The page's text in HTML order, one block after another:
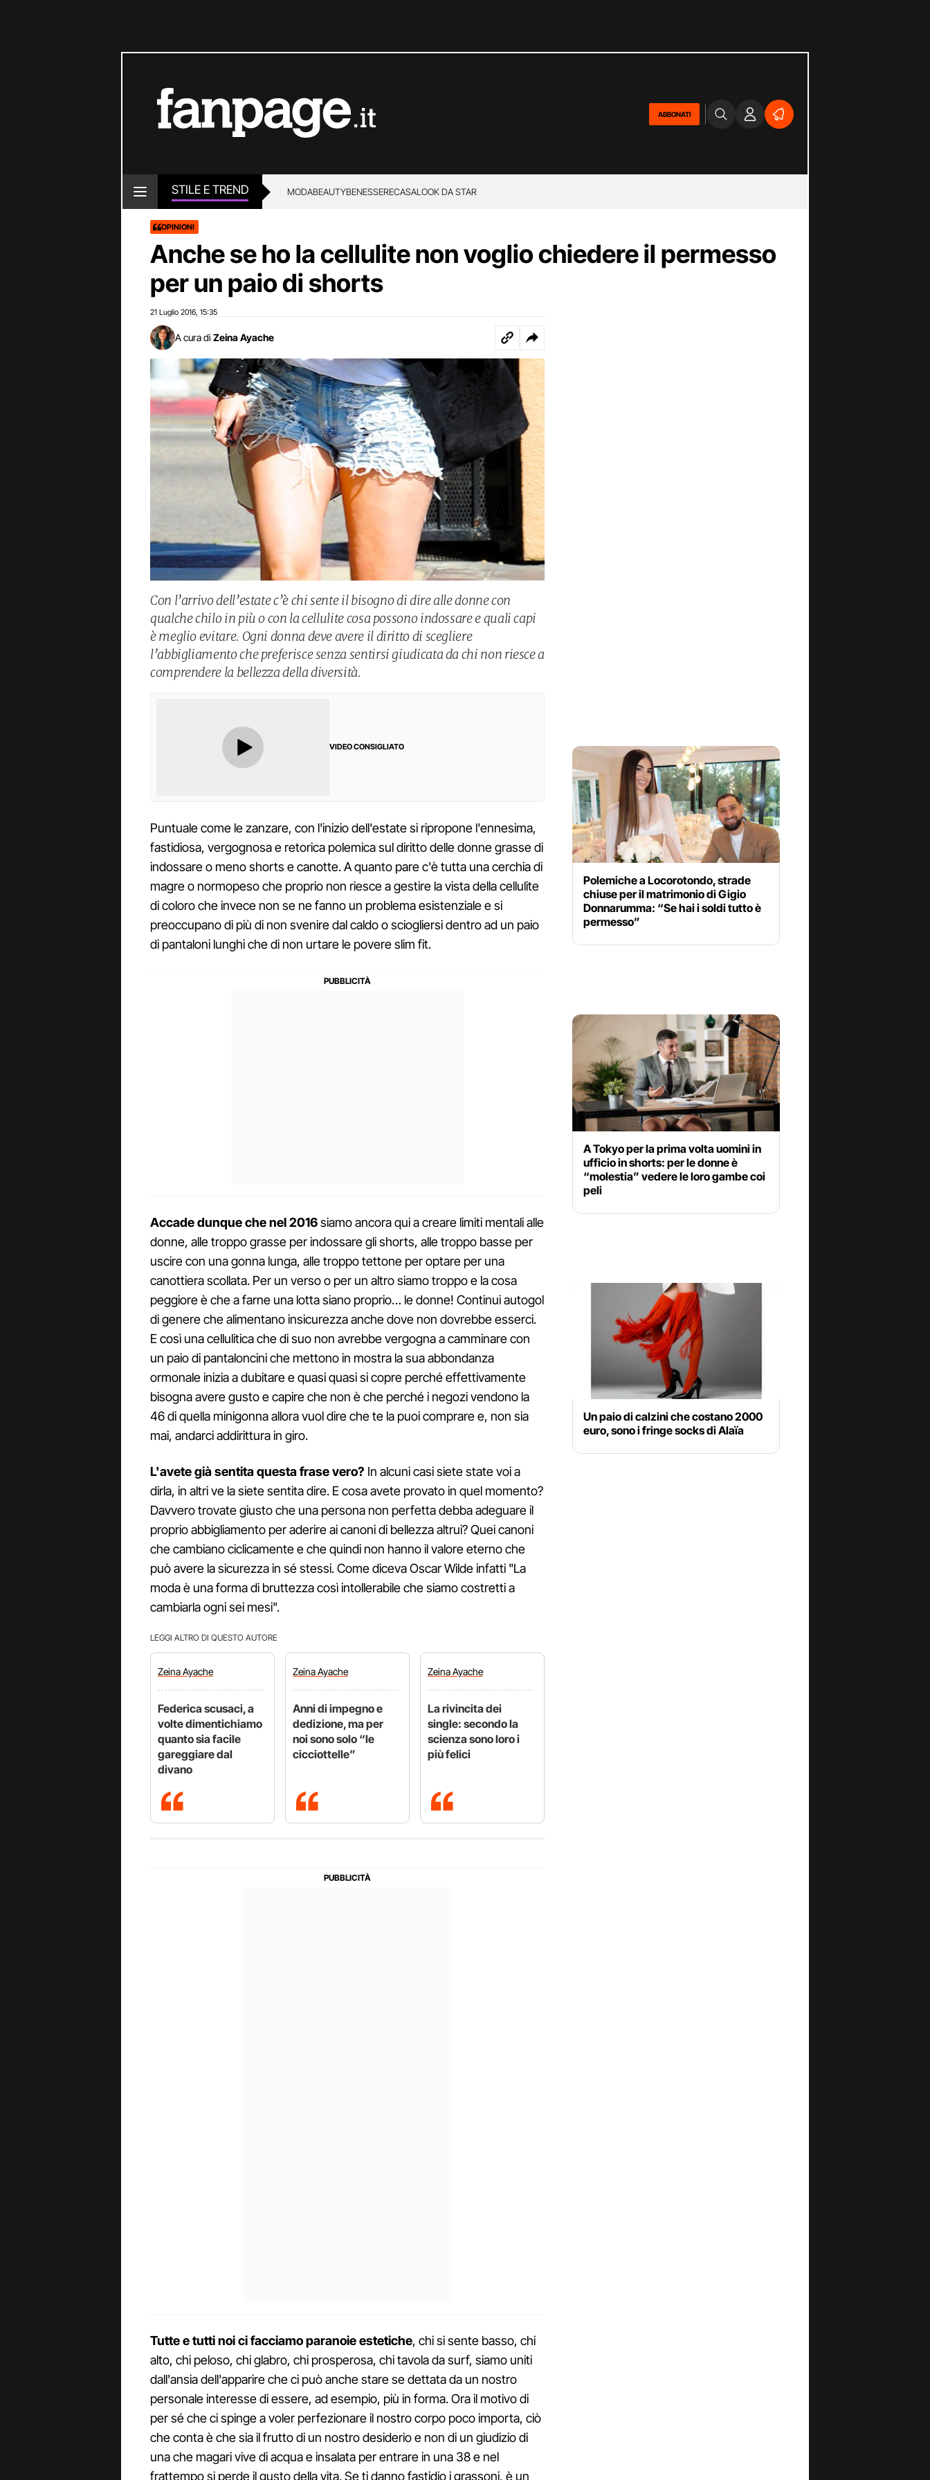
ABBONATI
STILE E TREND MODABEAUTYBENESSERECASALOOK DA STAR
OPINIONI
Anche se ho la cellulite non voglio chiedere il permesso
per un paio di shorts
21 Luglio 2016 15:35
A cura di Zeina Ayache
Con l’arrivo dell’estate c’è chi sente il bisogno di dire alle donne con
qualche chilo in più o con la cellulite cosa possono indossare e quali capi
è meglio evitare. Ogni donna deve avere il diritto di scegliere
l’abbigliamento che preferisce senza sentirsi giudicata da chi non riesce a
comprendere la bellezza della diversità.
VIDEO CONSIGLIATO
Puntuale come le zanzare, con l'inizio dell'estate si ripropone l'ennesima,
fastidiosa, vergognosa e retorica polemica sul diritto delle donne grasse di
indossare o meno shorts e canotte. A quanto pare c'è tutta una cerchia di
magre o normopeso che proprio non riesce a gestire la vista della cellulite
di coloro che invece non se ne fanno un problema esistenziale e si
preoccupano di più di non svenire dal caldo o sciogliersi dentro ad un paio
di pantaloni lunghi che di non urtare le povere slim fit.
Accade dunque che nel 2016siamo ancora qui a creare limiti mentali alle
donne, alle troppo grasse per indossare gli shorts, alle troppo basse per
uscire con una gonna lunga, alle troppo tettone per optare per una
canottiera scollata. Per un verso o per un altro siamo troppo e la cosa
peggiore è che a farne una lotta siano proprio… le donne! Continui autogol
di genere che alimentano insicurezza anche dove non dovrebbe esserci.
E così una cellulitica che di suo non avrebbe vergogna a camminare con
un paio di pantaloncini che mettono in mostra la sua abbondanza
ormonale inizia a dubitare e quasi quasi si copre perché effettivamente
bisogna avere gusto e capire che non è che perché i negozi vendono la
46 di quella minigonna allora vuol dire che te la puoi comprare e, non sia
mai, andarci addirittura in giro.
L'avete già sentita questa frase vero? In alcuni casi siete state voi a
dirla, in altri ve la siete sentita dire. E cosa avete provato in quel momento?
Davvero trovate giusto che una persona non perfetta debba adeguare il
proprio abbigliamento per aderire ai canoni di bellezza altrui? Quei canoni
che cambiano ciclicamente e che quindi non hanno il valore eterno che
può avere la sicurezza in sé stessi. Come diceva Oscar Wilde infatti "La
moda è una forma di bruttezza così intollerabile che siamo costretti a
cambiarla ogni sei mesi".
LEGGI ALTRO DI QUESTO AUTORE
ZeinaAyache
Federica scusaci, a
volte dimentichiamo
quanto sia facile
gareggiare dal
divano
ZeinaAyache
Anni di impegno e
dedizione, ma per
noi sono solo “le
cicciottelle”
ZeinaAyache
La rivincita dei
single: secondo la
scienza sono loro i
più felici
Tutte e tutti noi ci facciamo paranoie estetiche, chi si sente basso, chi
alto, chi peloso, chi glabro, chi prosperosa, chi tavola da surf, siamo uniti
dall'ansia dell'apparire che ci può anche stare se dettata da un nostro
personale interesse di essere, ad esempio, più in forma. Ora il motivo di
per sé che ci spinge a voler perfezionare il nostro corpo poco importa, ciò
che conta è che sia il frutto di un nostro desiderio e non di un giudizio di
una che magari vive di acqua e insalata per entrare in una 38 e nel
frattempo si perde il gusto della vita. Se ti danno fastidio i grassoni, è un
Polemiche a Locorotondo, strade
chiuse per il matrimonio di Gigio
Donnarumma: “Se hai i soldi tutto è
permesso”
A Tokyo per la prima volta uomini in
ufficio in shorts: per le donne è
“molestia” vedere le loro gambe coi
peli
Un paio di calzini che costano 2000
euro, sono i fringe socks di Alaïa